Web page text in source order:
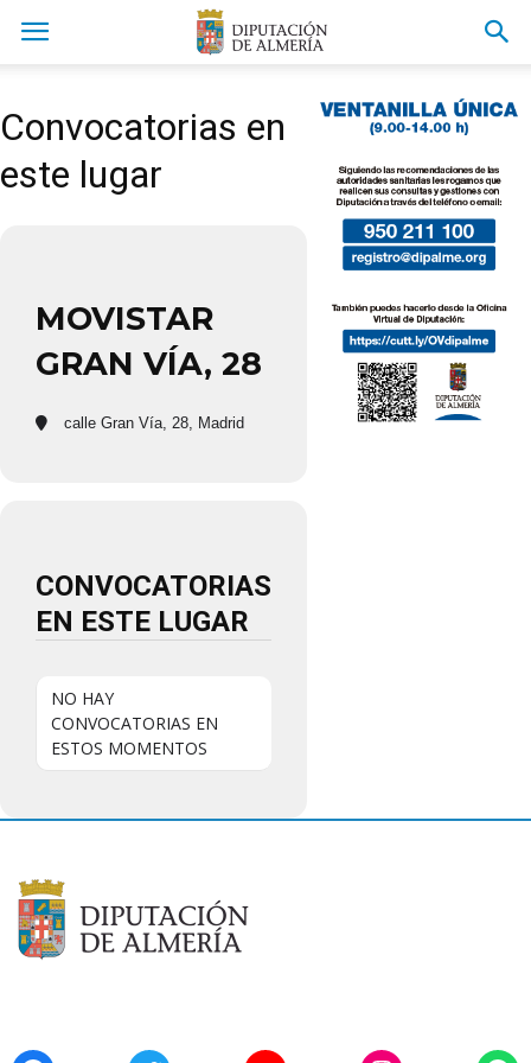
Convocatorias en
este lugar
MOVISTAR
GRAN VÍA, 28
calle Gran Vía, 28, Madrid
CONVOCATORIAS
EN ESTE LUGAR
NO HAY
CONVOCATORIAS EN
ESTOS MOMENTOS